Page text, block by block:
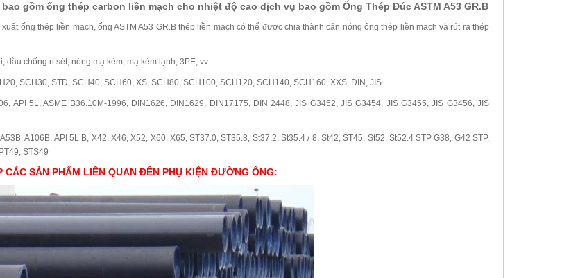
gồm ống thép carbon liền mạch cho nhiệt độ cao dịch vụ bao gồm Ống Thép Đúc ASTM A53 GR.B
ống thép liền mạch, ống ASTM A53 GR.B thép liền mạch có thể được chia thành cán nóng ống thép liền mạch và rút ra thép
dầu chống rỉ sét, nóng mạ kẽm, mạ kẽm lạnh, 3PE, vv.
SCH30, STD, SCH40, SCH60, XS, SCH80, SCH100, SCH120, SCH140, SCH160, XXS, DIN, JIS
API 5L, ASME B36.10M-1996, DIN1626, DIN1629, DIN17175, DIN 2448, JIS G3452, JIS G3454, JIS G3455, JIS G3456, JIS
A106B, API 5L B, X42, X46, X52, X60, X65, ST37.0, ST35.8, St37.2, St35.4 / 8, St42, ST45, St52, St52.4 STP G38, G42 STP,
STS49
CÁC SẢN PHẨM LIÊN QUAN ĐẾN PHỤ KIỆN ĐƯỜNG ỐNG: